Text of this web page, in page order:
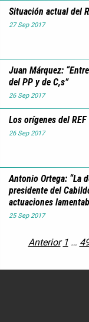
27 Sep 2017
Situación actual del
26 Sep 2017
Juan Márquez:
del PP y de C,s”
26 Sep 2017
Los orígenes del REF
25 Sep 2017
Antonio Ortega: “La
presidente del
actuaciones
Anterior 1 …